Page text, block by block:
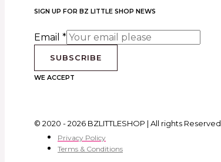
SIGN UP FOR BZ LITTLE SHOP NEWS
Email *
SUBSCRIBE
WE ACCEPT
© 2020 - 2026 BZLITTLESHOP | All rights Reserved
Privacy Policy
Terms & Conditions